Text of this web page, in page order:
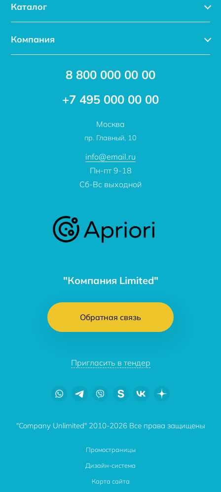
"Компания Limited"
Обратная связь
Пригласить в тендер
Каталог
Каталог
Услуги
Компания
Доставка
8 800 000 00 00
+7 495 000 00 00
Москва
пр. Главный, 10
info@email.ru
Пн-пт 9-18
Сб-Вс выходной
"Company Unlimited" 2010-2026 Все права защищены
Промостраницы
Дизайн-система
Карта сайта